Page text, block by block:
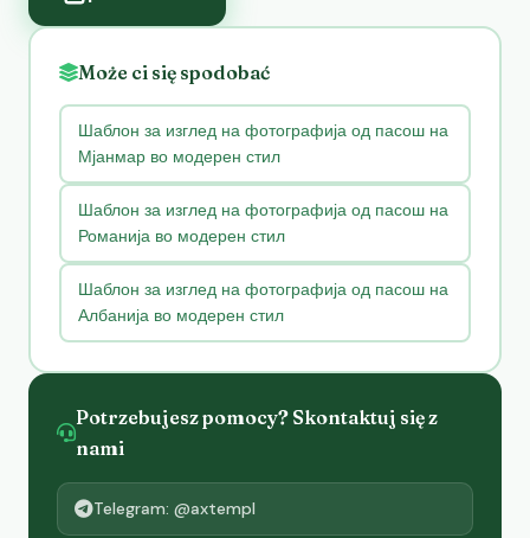
Może ci się spodobać
Шаблон за изглед на фотографија од пасош на
Мјанмар во модерен стил
Шаблон за изглед на фотографија од пасош на
Романија во модерен стил
Шаблон за изглед на фотографија од пасош на
Албанија во модерен стил
Potrzebujesz pomocy? Skontaktuj się z
nami
Telegram: @axtempl